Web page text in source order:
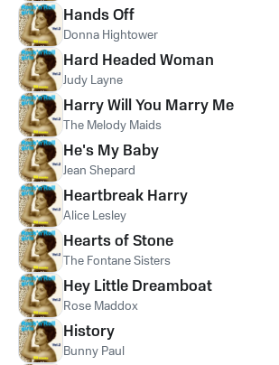
Hands Off
Donna Hightower
Hard Headed Woman
Judy Layne
Harry Will You Marry Me
The Melody Maids
He's My Baby
Jean Shepard
Heartbreak Harry
Alice Lesley
Hearts of Stone
The Fontane Sisters
Hey Little Dreamboat
Rose Maddox
History
Bunny Paul